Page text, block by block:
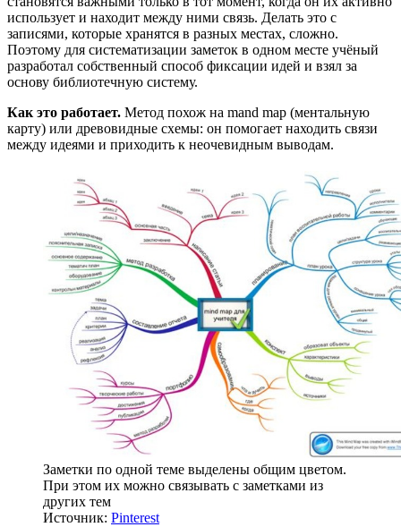
использует и находит между ними связь. Делать это с
записями, которые хранятся в разных местах, сложно.
Поэтому для систематизации заметок в одном месте учёный
разработал собственный способ фиксации идей и взял за
основу библиотечную систему.
Как это работает. Метод похож на mand map (ментальную
карту) или древовидные схемы: он помогает находить связи
между идеями и приходить к неочевидным выводам.
Заметки по одной теме выделены общим цветом.
При этом их можно связывать с заметками из
других тем
Источник: Pinterest